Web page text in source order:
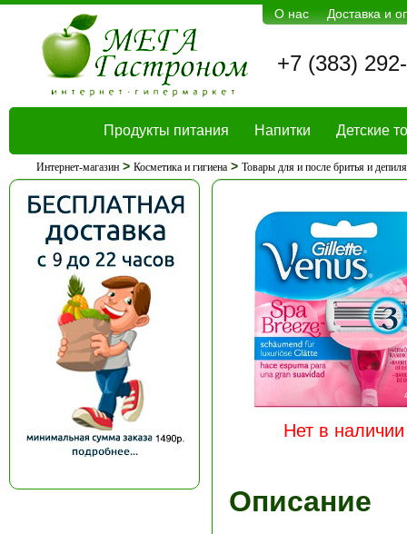
О нас Доставка и
+7 (383)
Продукты питания Напитки Детские
Интернет-магазин> Косметика и гигиена> Товары для и после бритья и
Нет в наличии
Описание